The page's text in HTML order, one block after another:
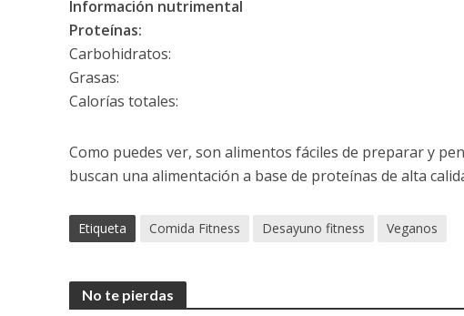
Información nutrimental
Proteínas:
Carbohidratos:
Grasas:
Calorías totales:
Como puedes ver, son alimentos fáciles de preparar y
buscan una alimentación a base de proteínas de alta
Etiqueta Comida Fitness Desayuno fitness Veganos
No te pierdas